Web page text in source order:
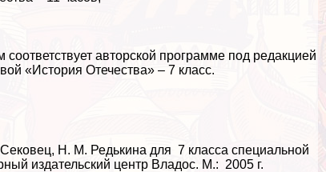
авторской программе под редакцией
«История Отечества» – 7 класс.
Н. М. Редькина для 7 класса специальной
издательский центр Владос. М.: 2005 г.